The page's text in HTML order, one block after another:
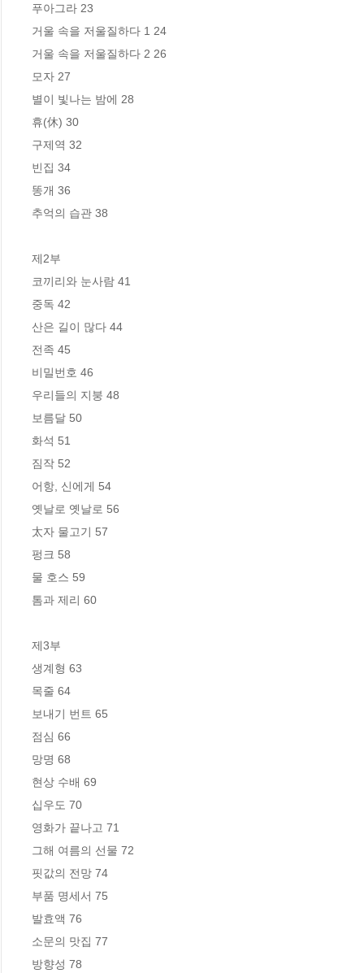
푸아그라 23
거울 속을 저울질하다 1 24
거울 속을 저울질하다 2 26
모자 27
별이 빛나는 밤에 28
휴(休) 30
구제역 32
빈집 34
똥개 36
추억의 습관 38
제2부
코끼리와 눈사람 41
중독 42
산은 길이 많다 44
전족 45
비밀번호 46
우리들의 지붕 48
보름달 50
화석 51
짐작 52
어항, 신에게 54
옛날로 옛날로 56
太자 물고기 57
펑크 58
물 호스 59
톰과 제리 60
제3부
생계형 63
목줄 64
보내기 번트 65
점심 66
망명 68
현상 수배 69
십우도 70
영화가 끝나고 71
그해 여름의 선물 72
핏값의 전망 74
부품 명세서 75
발효액 76
소문의 맛집 77
방향성 78